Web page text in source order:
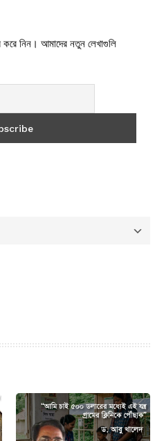
করে নিন। আমাদের নতুন লেখাগুলি